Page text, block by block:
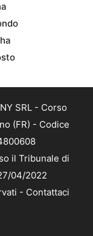
SRL - Corso
(FR) - Codice
il Tribunale di
04/2022
- Contattaci